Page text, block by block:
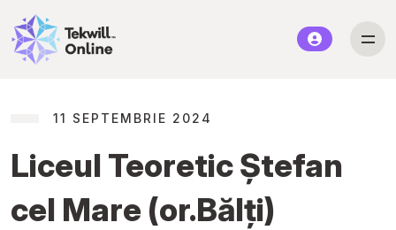
11 SEPTEMBRIE 2024
Liceul Teoretic Ștefan
cel Mare (or.Bălți)